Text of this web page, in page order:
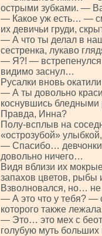
острыми зубками. —
— Какое уж есть… —
их девичьи груди,
— А что ты делал в
сестренка, лукаво
— Я?! — встрепенулся
видимо заснул…
Русалки вновь
— А ты довольно
коснувшись
Правда, Инна?
Полу-всплыв на
«острозубой»
— Спасибо…
довольно ничего…
Видя вблизи их
запахов цветов, рыбы
Взволновался, но…
— А это что у тебя? —
которого также
— Это… это мех с
голубую муть